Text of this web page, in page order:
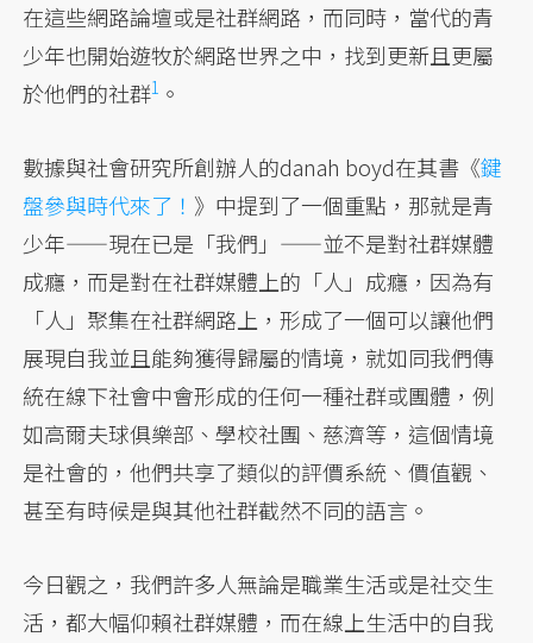
在這些網路論壇或是社群網路，而同時，當代的青
少年也開始遊牧於網路世界之中，找到更新且更屬
於他們的社群1 。
數據與社會研究所創辦人的danah boyd在其書《鍵
盤參與時代來了！ 》中提到了一個重點，那就是青
少年——現在已是「我們」——並不是對社群媒體
成癮，而是對在社群媒體上的「人」成癮，因為有
「人」聚集在社群網路上，形成了一個可以讓他們
展現自我並且能夠獲得歸屬的情境，就如同我們傳
統在線下社會中會形成的任何一種社群或團體，例
如高爾夫球俱樂部、學校社團、慈濟等，這個情境
是社會的，他們共享了類似的評價系統、價值觀、
甚至有時候是與其他社群截然不同的語言。
今日觀之，我們許多人無論是職業生活或是社交生
活，都大幅仰賴社群媒體，而在線上生活中的自我